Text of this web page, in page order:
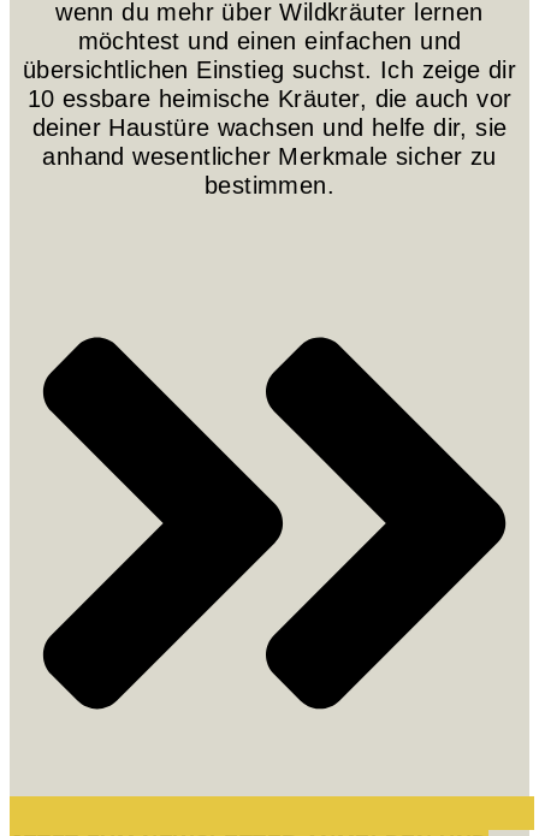
wenn du mehr über Wildkräuter lernen
möchtest und einen einfachen und
übersichtlichen Einstieg suchst. Ich zeige dir
10 essbare heimische Kräuter, die auch vor
deiner Haustüre wachsen und helfe dir, sie
anhand wesentlicher Merkmale sicher zu
bestimmen.